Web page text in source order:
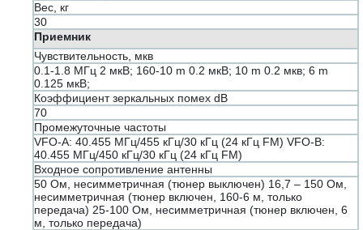
Вес, кг
30
Приемник
Чувствительность, мкв
0.1-1.8 МГц 2 мкВ; 160-10 m 0.2 мкВ; 10 m 0.2 мкв; 6 m
0.125 мкВ;
Коэффициент зеркальных помех dB
70
Промежуточные частоты
VFO-A: 40.455 МГц/455 кГц/30 кГц (24 кГц FM) VFO-B:
40.455 МГц/450 кГц/30 кГц (24 кГц FM)
Входное сопротивление антенны
50 Ом, несимметричная (тюнер выключен) 16,7 – 150 Ом,
несимметричная (тюнер включен, 160-6 м, только
передача) 25-100 Ом, несимметричная (тюнер включен, 6
м, только передача)